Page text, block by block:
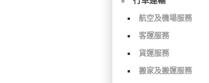
航空及機場服務
客運服務
貨運服務
搬家及搬運服務